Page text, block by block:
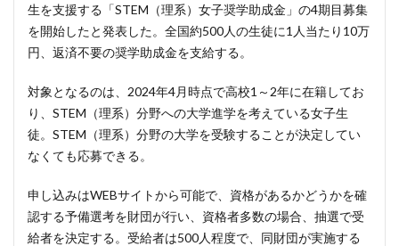
生を支援する「STEM（理系）女子奨学助成金」の4期目募集
を開始したと発表した。全国約500人の生徒に1人当たり10万
円、返済不要の奨学助成金を支給する。
対象となるのは、2024年4月時点で高校1～2年に在籍してお
り、STEM（理系）分野への大学進学を考えている女子生
徒。STEM（理系）分野の大学を受験することが決定してい
なくても応募できる。
申し込みはWEBサイトから可能で、資格があるかどうかを確
認する予備選考を財団が行い、資格者多数の場合、抽選で受
給者を決定する。受給者は500人程度で、同財団が実施する